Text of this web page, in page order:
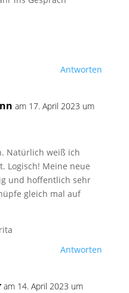
Antworten
am 17. April 2023 um
Natürlich weiß ich
Logisch! Meine neue
und hoffentlich sehr
gleich mal auf
Antworten
am 14. April 2023 um